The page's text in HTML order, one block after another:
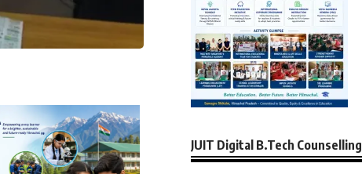
JUIT Digital B.Tech Counselling